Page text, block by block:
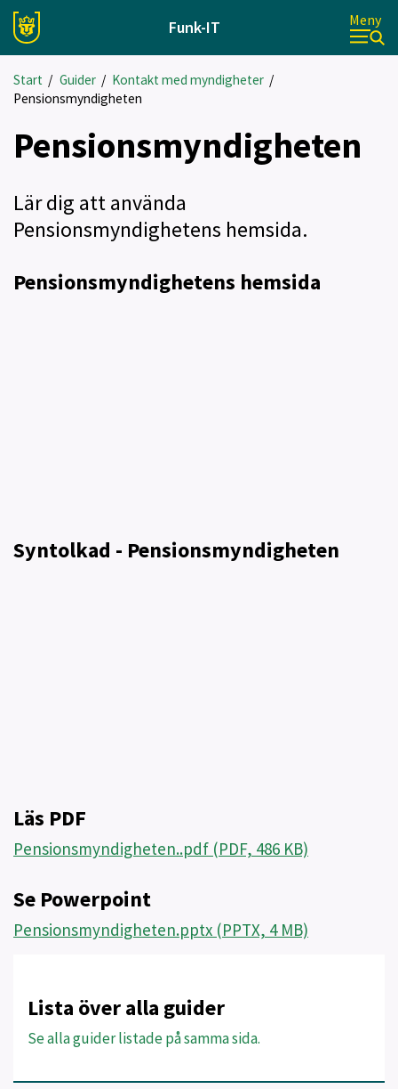
Funk-IT Meny
Start / Guider/ Kontakt med myndigheter /
Pensionsmyndigheten
Pensionsmyndigheten
Lär dig att använda
Pensionsmyndighetens hemsida.
Pensionsmyndighetens hemsida
Syntolkad - Pensionsmyndigheten
Läs PDF
Pensionsmyndigheten..pdf (PDF, 486 KB)
Se Powerpoint
Pensionsmyndigheten.pptx (PPTX, 4 MB)
Lista över alla guider
Se alla guider listade på samma sida.